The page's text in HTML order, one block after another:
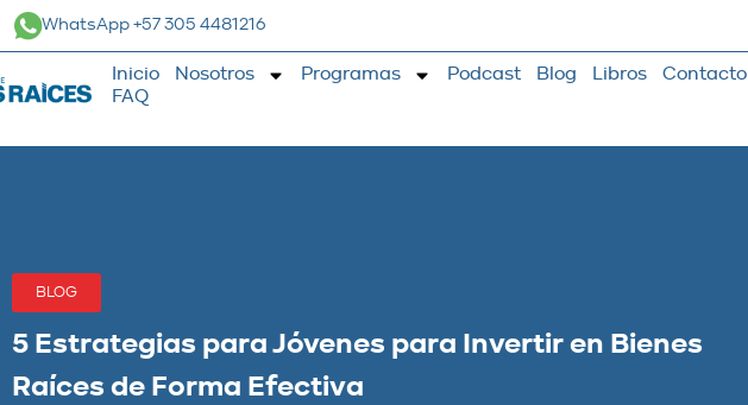
WhatsApp +57 305 4481216
Inicio Nosotros Programas Podcast Blog Libros
Contacto
FAQ
BLOG
5 Estrategias para Jóvenes para Invertir en Bienes
Raíces de Forma Efectiva